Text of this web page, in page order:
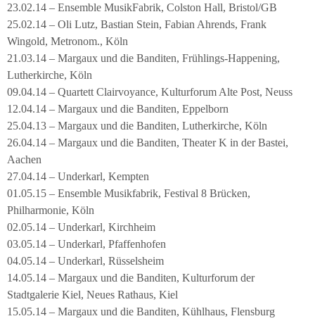
23.02.14 – Ensemble MusikFabrik, Colston Hall, Bristol/GB
25.02.14 – Oli Lutz, Bastian Stein, Fabian Ahrends, Frank
Wingold, Metronom., Köln
21.03.14 – Margaux und die Banditen, Frühlings-Happening,
Lutherkirche, Köln
09.04.14 – Quartett Clairvoyance, Kulturforum Alte Post, Neuss
12.04.14 – Margaux und die Banditen, Eppelborn
25.04.13 – Margaux und die Banditen, Lutherkirche, Köln
26.04.14 – Margaux und die Banditen, Theater K in der Bastei,
Aachen
27.04.14 – Underkarl, Kempten
01.05.15 – Ensemble Musikfabrik, Festival 8 Brücken,
Philharmonie, Köln
02.05.14 – Underkarl, Kirchheim
03.05.14 – Underkarl, Pfaffenhofen
04.05.14 – Underkarl, Rüsselsheim
14.05.14 – Margaux und die Banditen, Kulturforum der
Stadtgalerie Kiel, Neues Rathaus, Kiel
15.05.14 – Margaux und die Banditen, Kühlhaus, Flensburg